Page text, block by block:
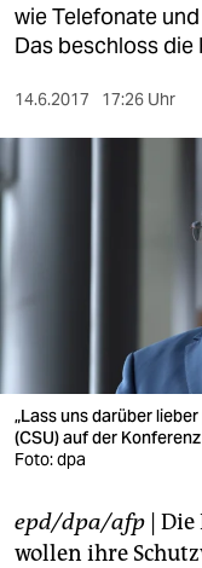
gesellschaft
sport
berlin
nord
verlag
veranstaltungen
fragen & hilfe
wie Telefonate
Das beschloss
14.6.2017 17:26 Uhr
„Lass uns darüber
(CSU) auf der Konferenz
Foto: dpa
epd/dpa/afp |
wollen ihre